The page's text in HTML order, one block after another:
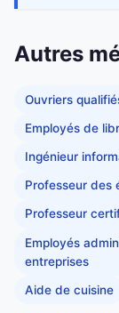
Autres
Ouvriers
Employés de
Ingénieur
Professeur des
Professeur
Employés
entreprises
Aide de cuisine